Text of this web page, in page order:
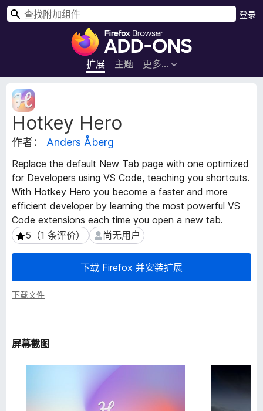
F
r
e
器
附
加
组
件
扩展 主题 更多…
登录
搜
Hotkey Hero
作者： Anders Åberg
Replace the default New Tab page with one optimized
for Developers using VS Code, teaching you shortcuts.
With Hotkey Hero you become a faster and more
efficient developer by learning the most powerful VS
Code extensions each time you open a new tab.
5（1 条评价）
5（1 条评价） 尚无用户
尚无用户
下载 Firefox 并安装扩展
下载文件
扩
展
元
数
据
屏幕截图